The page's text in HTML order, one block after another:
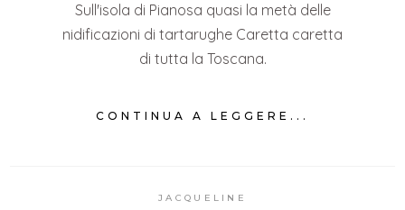
Sull'isola di Pianosa quasi la metà delle
nidificazioni di tartarughe Caretta caretta
di tutta la Toscana.
CONTINUA A LEGGERE...
JACQUELINE